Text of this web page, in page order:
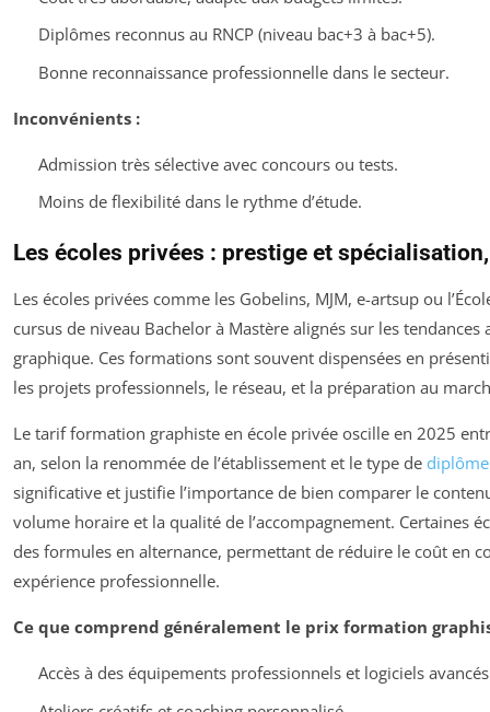
Diplômes reconnus au RNCP (niveau bac+3 à bac+5).
Bonne reconnaissance professionnelle dans le secteur.
Inconvénients :
Admission très sélective avec concours ou tests.
Moins de flexibilité dans le rythme d’étude.
Les écoles privées : prestige et
Les écoles privées comme les Gobelins, MJM, e-artsup ou
cursus de niveau Bachelor à Mastère alignés sur les tendances
graphique. Ces formations sont souvent dispensées en
les projets professionnels, le réseau, et la préparation au
Le tarif formation graphiste en école privée oscille en 2025
an, selon la renommée de l’établissement et le type de diplôme
significative et justifie l’importance de bien comparer le
volume horaire et la qualité de l’accompagnement. Certaines
des formules en alternance, permettant de réduire le coût en
expérience professionnelle.
Ce que comprend généralement le prix formation
Accès à des équipements professionnels et logiciels